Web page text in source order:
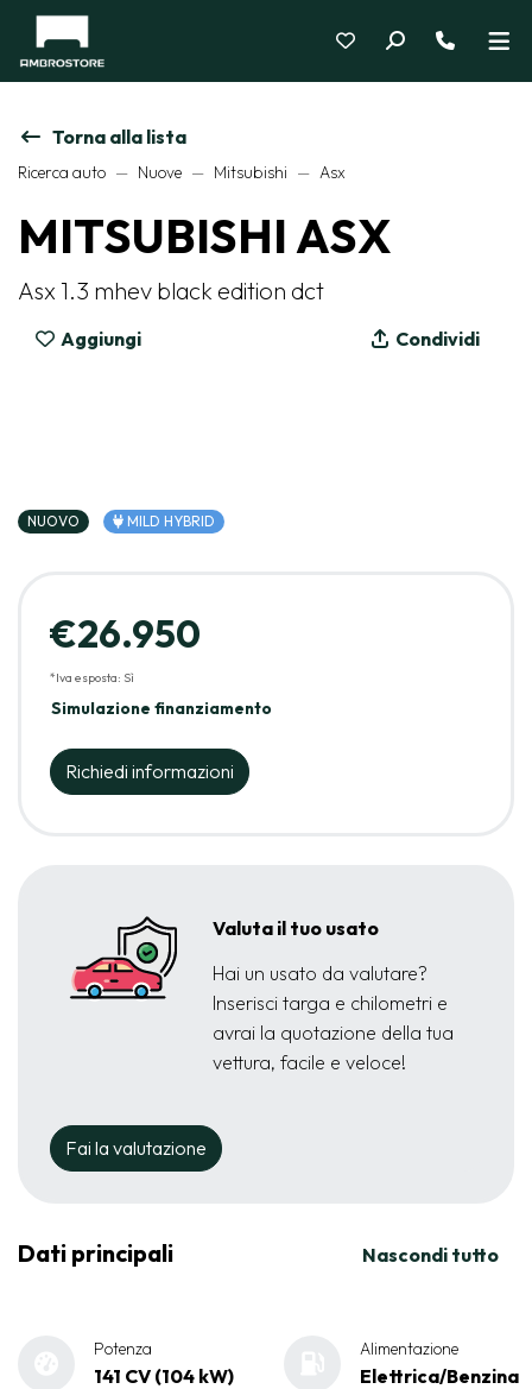
Torna alla lista
Ricerca auto Nuove Mitsubishi Asx
MITSUBISHI ASX
Asx 1.3 mhev black edition dct
Aggiungi Condividi
NUOVO MILD HYBRID
€26.950
*Iva esposta: Sì
Simulazione finanziamento
Richiedi informazioni
Valuta il tuo usato
Hai un usato da valutare?
Inserisci targa e chilometri e
avrai la quotazione della tua
vettura, facile e veloce!
Fai la valutazione
Dati principali Nascondi tutto
Potenza
141 CV (104 kW)
Alimentazione
Elettrica/Benzina